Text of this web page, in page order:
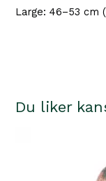
Large: 46–53 cm
Du liker